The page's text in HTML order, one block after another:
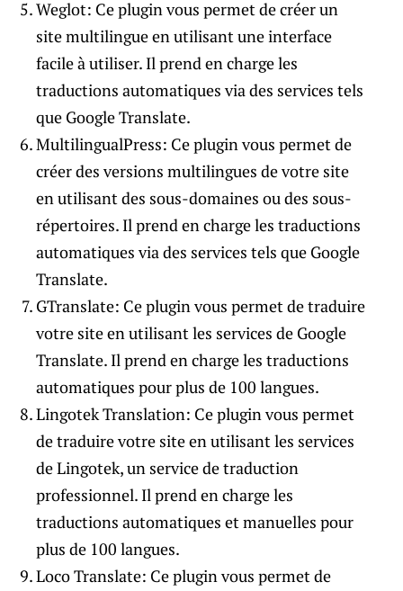
Weglot: Ce plugin vous permet de créer un
site multilingue en utilisant une interface
facile à utiliser. Il prend en charge les
traductions automatiques via des services tels
que Google Translate.
MultilingualPress: Ce plugin vous permet de
créer des versions multilingues de votre site
en utilisant des sous-domaines ou des sous-
répertoires. Il prend en charge les traductions
automatiques via des services tels que Google
Translate.
GTranslate: Ce plugin vous permet de traduire
votre site en utilisant les services de Google
Translate. Il prend en charge les traductions
automatiques pour plus de 100 langues.
Lingotek Translation: Ce plugin vous permet
de traduire votre site en utilisant les services
de Lingotek, un service de traduction
professionnel. Il prend en charge les
traductions automatiques et manuelles pour
plus de 100 langues.
Loco Translate: Ce plugin vous permet de